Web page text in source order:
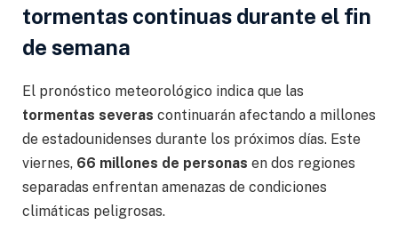
tormentas continuas durante el fin
de semana
El pronóstico meteorológico indica que las
tormentas severas continuarán afectando a millones
de estadounidenses durante los próximos días. Este
viernes, 66 millones de personas en dos regiones
separadas enfrentan amenazas de condiciones
climáticas peligrosas.